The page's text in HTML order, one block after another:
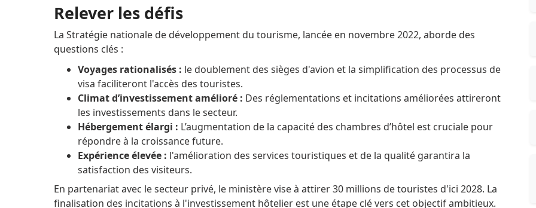
Relever les défis
La Stratégie nationale de développement du tourisme, lancée en novembre 2022, aborde des
questions clés :
Voyages rationalisés : le doublement des sièges d'avion et la simplification des processus de
visa faciliteront l'accès des touristes.
Climat d’investissement amélioré : Des réglementations et incitations améliorées attireront
les investissements dans le secteur.
Hébergement élargi : L’augmentation de la capacité des chambres d’hôtel est cruciale pour
répondre à la croissance future.
Expérience élevée : l'amélioration des services touristiques et de la qualité garantira la
satisfaction des visiteurs.
En partenariat avec le secteur privé, le ministère vise à attirer 30 millions de touristes d'ici 2028. La
finalisation des incitations à l'investissement hôtelier est une étape clé vers cet objectif ambitieux.